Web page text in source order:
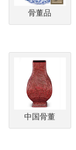
骨董品
中国骨董